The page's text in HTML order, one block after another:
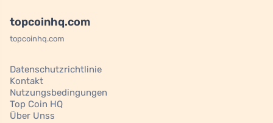
topcoinhq.com
topcoinhq.com
Datenschutzrichtlinie
Kontakt
Nutzungsbedingungen
Top Coin HQ
Über Unss